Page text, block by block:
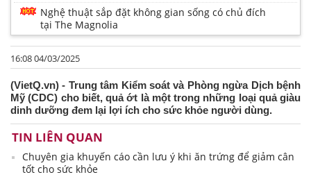
Nghệ thuật sắp đặt không gian sống có chủ đích
tại The Magnolia
16:08 04/03/2025
(VietQ.vn) - Trung tâm Kiểm soát và Phòng ngừa Dịch bệnh
Mỹ (CDC) cho biết, quả ớt là một trong những loại quả giàu
dinh dưỡng đem lại lợi ích cho sức khỏe người dùng.
TIN LIÊN QUAN
Chuyên gia khuyến cáo cần lưu ý khi ăn trứng để giảm cân
tốt cho sức khỏe